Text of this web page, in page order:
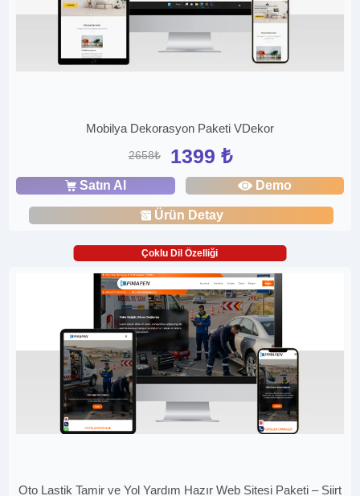
Mobilya Dekorasyon Paketi VDekor
2658₺ 1399 ₺
Satın Al Demo
Ürün Detay
Çoklu Dil Özelliği
Oto Lastik Tamir ve Yol Yardım Hazır Web Sitesi Paketi – Siirt